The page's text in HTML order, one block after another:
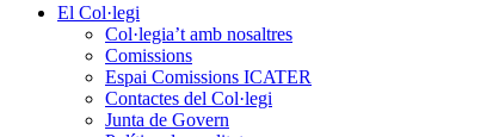
El Col·legi
Col·legia’t amb nosaltres
Comissions
Espai Comissions ICATER
Contactes del Col·legi
Junta de Govern